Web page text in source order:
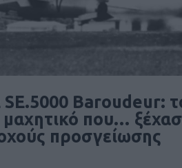
SE.5000 Baroudeur:
μαχητικό που…
προσγείωσης